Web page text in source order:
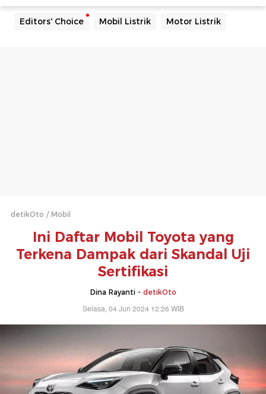
Editors' Choice Mobil Listrik Motor Listrik
detikOto Mobil
Ini Daftar Mobil Toyota yang
Terkena Dampak dari Skandal Uji
Sertifikasi
Dina Rayanti - detikOto
Selasa, 04 Jun 2024 12:26 WIB